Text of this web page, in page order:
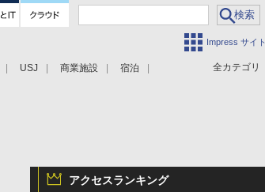
Impress サイト
全カテゴリ
USJ 商業施設 宿泊
アクセスランキング